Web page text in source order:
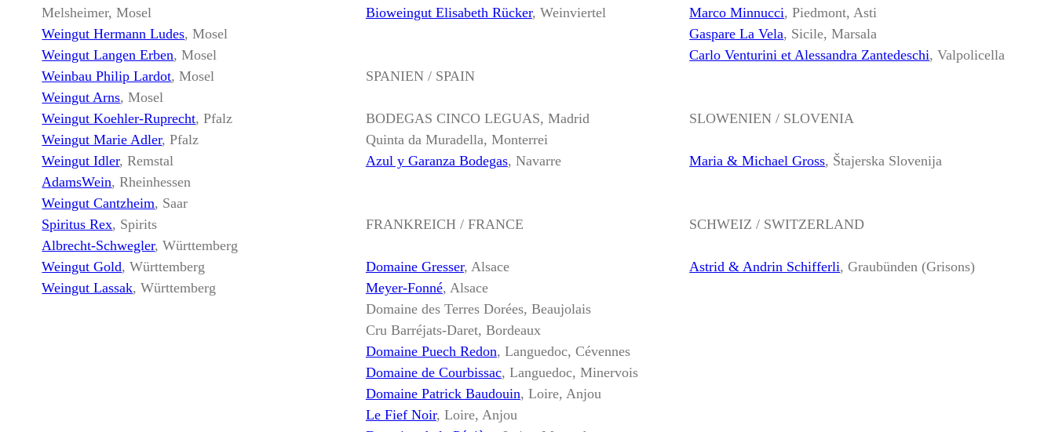
Melsheimer, Mosel
Weingut Hermann Ludes, Mosel
Weingut Langen Erben, Mosel
Weinbau Philip Lardot, Mosel
Weingut Arns, Mosel
Weingut Koehler-Ruprecht, Pfalz
Weingut Marie Adler, Pfalz
Weingut Idler, Remstal
AdamsWein, Rheinhessen
Weingut Cantzheim, Saar
Spiritus Rex, Spirits
Albrecht-Schwegler, Württemberg
Weingut Gold, Württemberg
Weingut Lassak, Württemberg
Bioweingut Elisabeth Rücker, Weinviertel
SPANIEN / SPAIN
BODEGAS CINCO LEGUAS, Madrid
Quinta da Muradella, Monterrei
Azul y Garanza Bodegas, Navarre
FRANKREICH / FRANCE
Domaine Gresser, Alsace
Meyer-Fonné, Alsace
Domaine des Terres Dorées, Beaujolais
Cru Barréjats-Daret, Bordeaux
Domaine Puech Redon, Languedoc, Cévennes
Domaine de Courbissac, Languedoc, Minervois
Domaine Patrick Baudouin, Loire, Anjou
Le Fief Noir, Loire, Anjou
Marco Minnucci, Piedmont, Asti
Gaspare La Vela, Sicile, Marsala
Carlo Venturini et Alessandra Zantedeschi, Valpolicella
SLOWENIEN / SLOVENIA
Maria & Michael Gross, Štajerska Slovenija
SCHWEIZ / SWITZERLAND
Astrid & Andrin Schifferli, Graubünden (Grisons)